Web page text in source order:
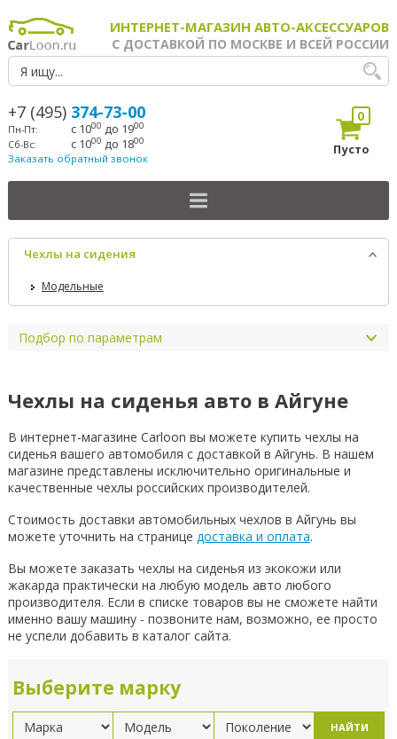
ИНТЕРНЕТ-МАГАЗИН АВТО-АКСЕССУАРОВ
С ДОСТАВКОЙ ПО МОСКВЕ И ВСЕЙ РОССИИ
+7 (495) 374-73-00
Пн-Пт: с 1000 до 1900
Сб-Вс: с 1000 до 1800
Заказать обратный звонок
0
Пусто
Чехлы на сидения
Модельные
Подбор по параметрам
Чехлы на сиденья авто в Айгуне
В интернет-магазине Carloon вы можете купить чехлы на
сиденья вашего автомобиля с доставкой в Айгунь. В нашем
магазине представлены исключительно оригинальные и
качественные чехлы российских производителей.
Стоимость доставки автомобильных чехлов в Айгунь вы
можете уточнить на странице доставка и оплата.
Вы можете заказать чехлы на сиденья из экокожи или
жакарда практически на любую модель авто любого
производителя. Если в списке товаров вы не сможете найти
именно вашу машину - позвоните нам, возможно, ее просто
не успели добавить в каталог сайта.
Выберите марку
НАЙТИ